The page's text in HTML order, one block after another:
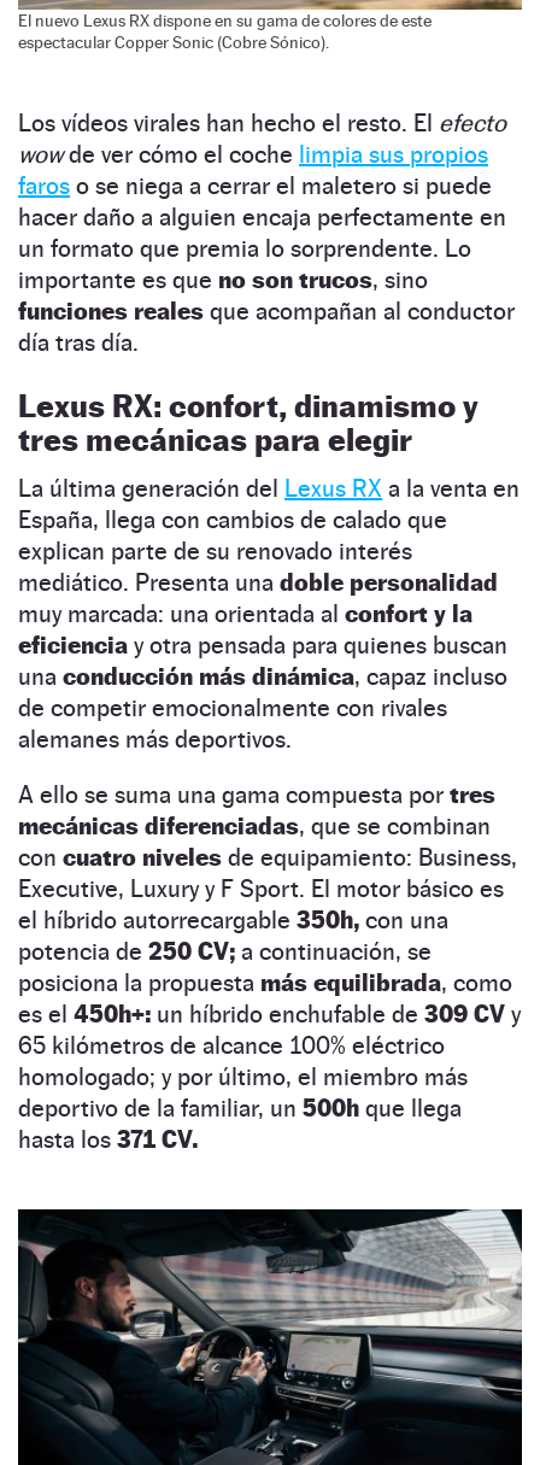
El nuevo Lexus RX dispone en su gama de colores de este
espectacular Copper Sonic (Cobre Sónico).
Los vídeos virales han hecho el resto. El efecto
wowde ver cómo el coche limpia sus propios
faros o se niega a cerrar el maletero si puede
hacer daño a alguien encaja perfectamente en
un formato que premia lo sorprendente. Lo
importante es que no son trucos, sino
funciones reales que acompañan al conductor
día tras día.
Lexus RX: confort, dinamismo y
tres mecánicas para elegir
La última generación del Lexus RX a la venta en
España, llega con cambios de calado que
explican parte de su renovado interés
mediático. Presenta una doble personalidad
muy marcada: una orientada al confort y la
eficiencia y otra pensada para quienes buscan
una conducción más dinámica, capaz incluso
de competir emocionalmente con rivales
alemanes más deportivos.
A ello se suma una gama compuesta por tres
mecánicas diferenciadas, que se combinan
con cuatro niveles de equipamiento: Business,
Executive, Luxury y F Sport. El motor básico es
el híbrido autorrecargable 350h, con una
potencia de 250 CV; a continuación, se
posiciona la propuesta más equilibrada, como
es el 450h+: un híbrido enchufable de 309 CV y
65 kilómetros de alcance 100% eléctrico
homologado; y por último, el miembro más
deportivo de la familiar, un 500h que llega
hasta los 371 CV.